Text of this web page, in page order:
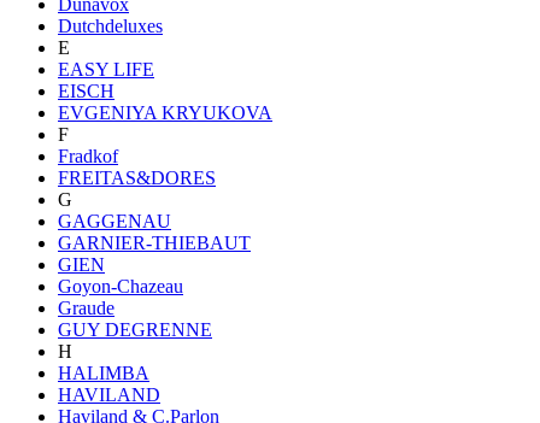
Dutchdeluxes
E
EASY LIFE
EISCH
EVGENIYA KRYUKOVA
F
Fradkof
FREITAS&DORES
G
GAGGENAU
GARNIER-THIEBAUT
GIEN
Goyon-Chazeau
Graude
GUY DEGRENNE
H
HALIMBA
HAVILAND
Haviland & C.Parlon